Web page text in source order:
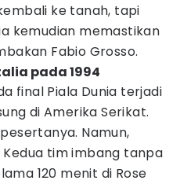
ke tanah, tapi
kemudian memastikan
Fabio Grosso.
pada 1994
final Piala Dunia terjadi
di Amerika Serikat.
Namun,
tim imbang tanpa
120 menit di Rose